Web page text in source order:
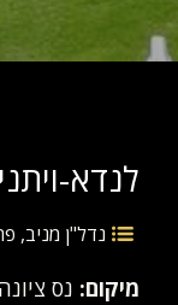
לנדא-
נדל"ן מניב,
מיקום: נס